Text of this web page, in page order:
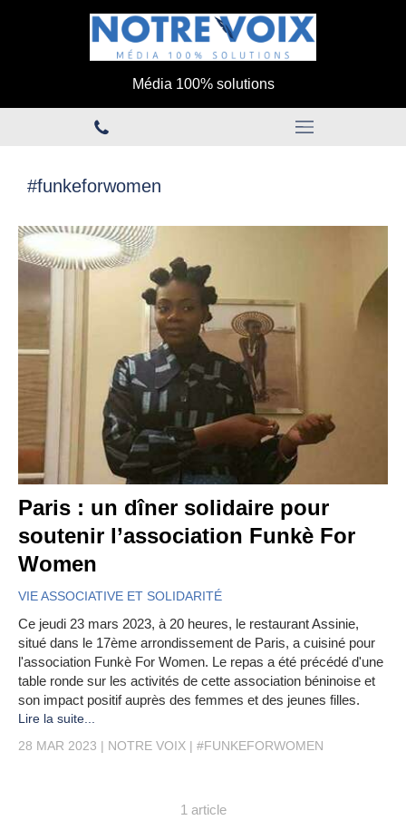
Média 100% solutions
#funkeforwomen
Paris : un dîner solidaire pour
soutenir l’association Funkè For
Women
VIE ASSOCIATIVE ET SOLIDARITÉ
Ce jeudi 23 mars 2023, à 20 heures, le restaurant Assinie,
situé dans le 17ème arrondissement de Paris, a cuisiné pour
l'association Funkè For Women. Le repas a été précédé d'une
table ronde sur les activités de cette association béninoise et
son impact positif auprès des femmes et des jeunes filles.
Lire la suite...
28 MAR 2023
NOTRE VOIX #FUNKEFORWOMEN
1 article